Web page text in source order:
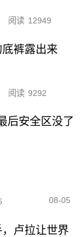
阅读 12949
裤露出来
阅读 9292
后安全区没了
08-05
卢拉让世界